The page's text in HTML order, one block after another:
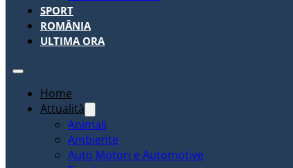
SPORT
ROMÂNIA
ULTIMA ORA
Home
Attualità
Animali
Ambiente
Auto Motori e Automotive